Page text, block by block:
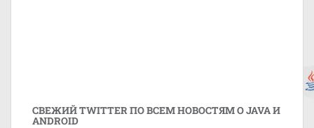
СВЕЖИЙ TWITTER ПО ВСЕМ НОВОСТЯМ О JAVA И
ANDROID